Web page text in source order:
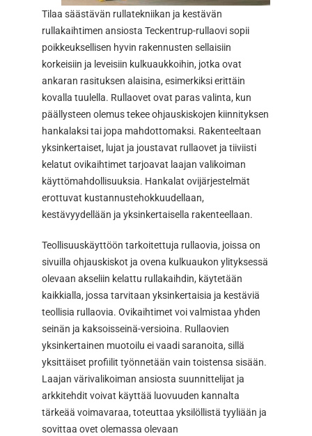
Tilaa säästävän rullatekniikan ja kestävän
rullakaihtimen ansiosta Teckentrup-rullaovi sopii
poikkeuksellisen hyvin rakennusten sellaisiin
korkeisiin ja leveisiin kulkuaukkoihin, jotka ovat
ankaran rasituksen alaisina, esimerkiksi erittäin
kovalla tuulella. Rullaovet ovat paras valinta, kun
päällysteen olemus tekee ohjauskiskojen kiinnityksen
hankalaksi tai jopa mahdottomaksi. Rakenteeltaan
yksinkertaiset, lujat ja joustavat rullaovet ja tiiviisti
kelatut ovikaihtimet tarjoavat laajan valikoiman
käyttömahdollisuuksia. Hankalat ovijärjestelmät
erottuvat kustannustehokkuudellaan,
kestävyydellään ja yksinkertaisella rakenteellaan.
Teollisuuskäyttöön tarkoitettuja rullaovia, joissa on
sivuilla ohjauskiskot ja ovena kulkuaukon ylityksessä
olevaan akseliin kelattu rullakaihdin, käytetään
kaikkialla, jossa tarvitaan yksinkertaisia ja kestäviä
teollisia rullaovia. Ovikaihtimet voi valmistaa yhden
seinän ja kaksoisseinä-versioina. Rullaovien
yksinkertainen muotoilu ei vaadi saranoita, sillä
yksittäiset profiilit työnnetään vain toistensa sisään.
Laajan värivalikoiman ansiosta suunnittelijat ja
arkkitehdit voivat käyttää luovuuden kannalta
tärkeää voimavaraa, toteuttaa yksilöllistä tyyliään ja
sovittaa ovet olemassa olevaan